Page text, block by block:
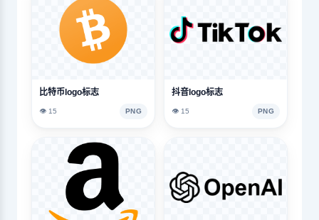
比特币logo标志
👁️ 15 PNG
抖音logo标志
👁️ 15 PNG